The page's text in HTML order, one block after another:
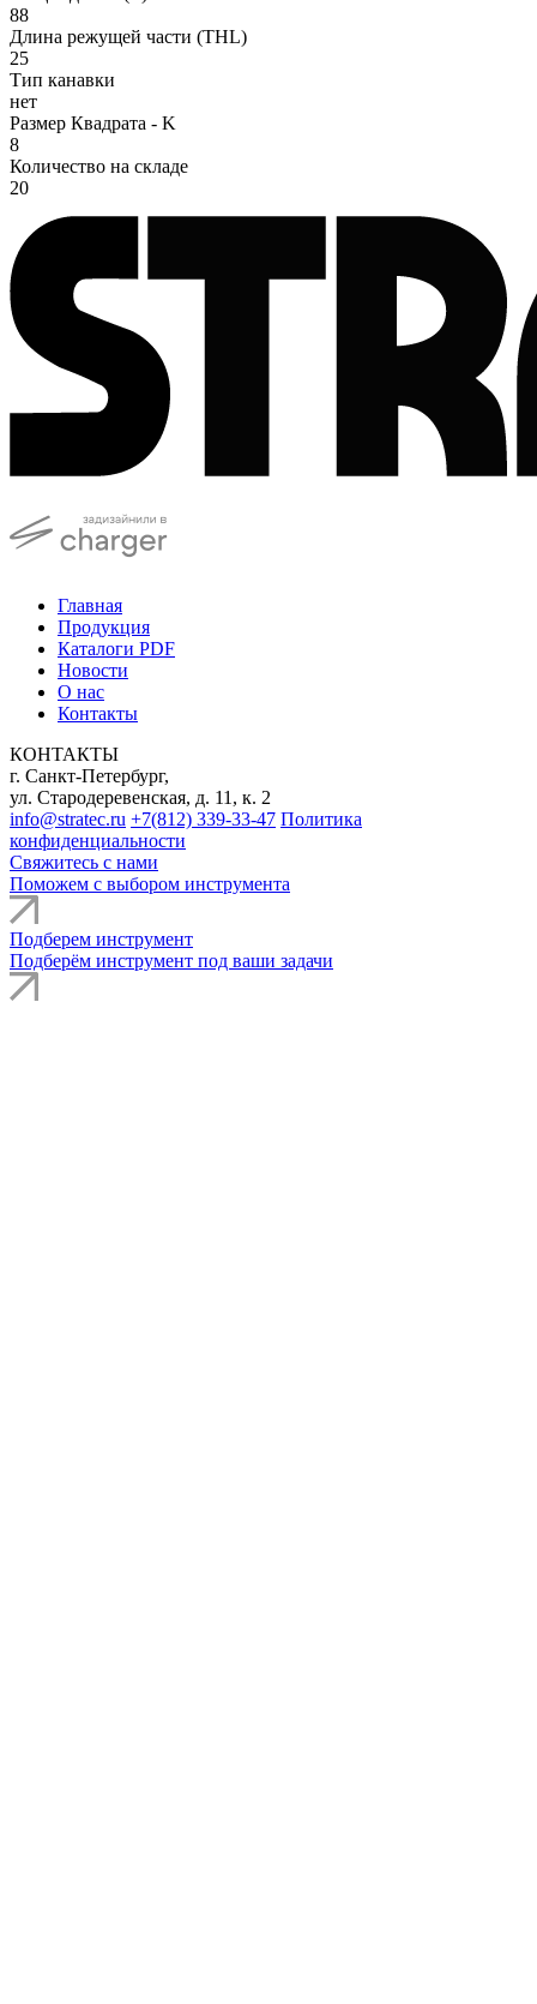
88
Длина режущей части (THL)
25
Тип канавки
нет
Размер Квадрата - K
8
Количество на складе
20
Главная
Продукция
Каталоги PDF
Новости
О нас
Контакты
КОНТАКТЫ
г. Санкт-Петербург,
ул. Стародеревенская, д. 11, к. 2
info@stratec.ru +7(812) 339-33-47 Политика
конфиденциальности
Свяжитесь с нами
Поможем с выбором инструмента
Подберем инструмент
Подберём инструмент под ваши задачи